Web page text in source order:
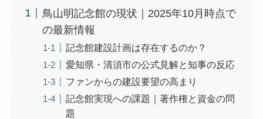
鳥山明記念館の現状｜2025年10月時点で
の最新情報
記念館建設計画は存在するのか？
愛知県・清須市の公式見解と知事の反応
ファンからの建設要望の高まり
記念館実現への課題｜著作権と資金の問
題